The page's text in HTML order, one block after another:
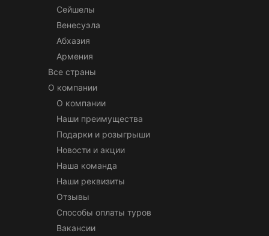
Сейшелы
Венесуэла
Абхазия
Армения
Все страны
О компании
О компании
Наши преимущества
Подарки и розыгрыши
Новости и акции
Наша команда
Наши реквизиты
Отзывы
Способы оплаты туров
Вакансии